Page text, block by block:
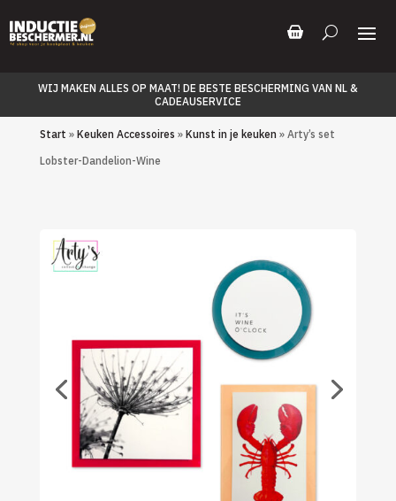
WIJ MAKEN ALLES OP MAAT! DE BESTE BESCHERMING VAN NL &
CADEAUSERVICE
Start » Keuken Accessoires » Kunst in je keuken » Arty’s set
Lobster-Dandelion-Wine